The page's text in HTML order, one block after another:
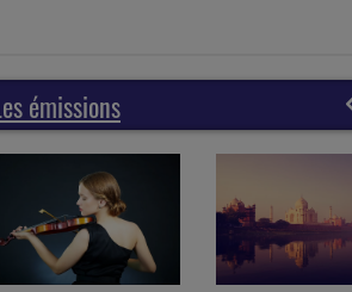
émissions